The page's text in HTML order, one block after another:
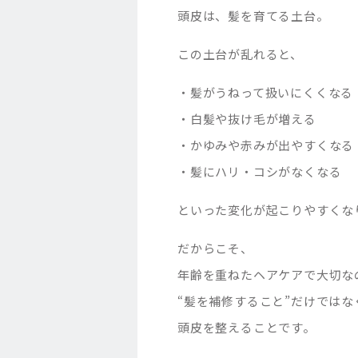
頭皮は、髪を育てる土台。
この土台が乱れると、
・髪がうねって扱いにくくなる
・白髪や抜け毛が増える
・かゆみや赤みが出やすくなる
・髪にハリ・コシがなくなる
といった変化が起こりやすくな
だからこそ、
年齢を重ねたヘアケアで大切な
“髪を補修すること”だけではな
頭皮を整えることです。